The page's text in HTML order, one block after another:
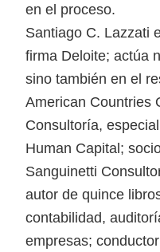
en el proceso.
Santiago C. Lazzati
firma Deloite; actúa
sino también en el
American Countries
Consultoría,
Human Capital;
Sanguinetti
autor de quince
contabilidad,
empresas;